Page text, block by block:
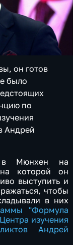
он готов
было
по
Андрей
в Мюнхен на
которой он
выступить и
чтобы
в них
"Формула
изучения
Андрей